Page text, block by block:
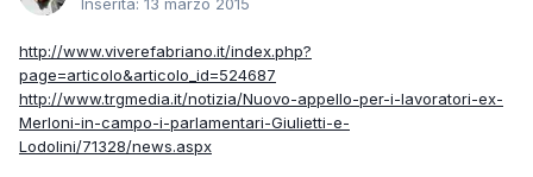
http://www.viverefabriano.it/index.php?
page=articolo&articolo_id=524687
http://www.trgmedia.it/notizia/Nuovo-appello-per-i-lavoratori-ex-
Merloni-in-campo-i-parlamentari-Giulietti-e-
Lodolini/71328/news.aspx